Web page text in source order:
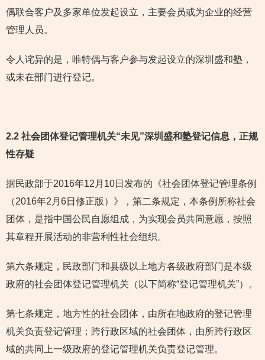
偶联合客户及多家单位发起设立，主要会员或为企业的经营
管理人员。
令人诧异的是，唯特偶与客户参与发起设立的深圳盛和塾，
或未在部门进行登记。
2.2 社会团体登记管理机关“未见”深圳盛和塾登记信息，正规
性存疑
据民政部于2016年12月10日发布的《社会团体登记管理条例
（2016年2月6日修正版）》，第二条规定，本条例所称社会
团体，是指中国公民自愿组成，为实现会员共同意愿，按照
其章程开展活动的非营利性社会组织。
第六条规定，民政部门和县级以上地方各级政府部门是本级
政府的社会团体登记管理机关（以下简称“登记管理机关”）。
第七条规定，地方性的社会团体，由所在地政府的登记管理
机关负责登记管理；跨行政区域的社会团体，由所跨行政区
域的共同上一级政府的登记管理机关负责登记管理。